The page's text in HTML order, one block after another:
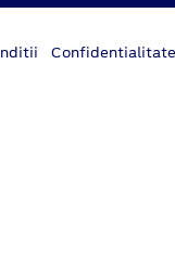
Confidentialitate